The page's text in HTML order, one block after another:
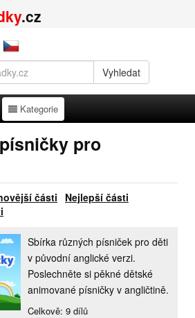
.cz
Kategorie
Kategorie
pro
části
Nejlepší části
Sbírka různých písniček pro děti
v původní anglické verzi.
Poslechněte si pěkné dětské
animované písničky v angličtině.
Celkově: 9 dílů